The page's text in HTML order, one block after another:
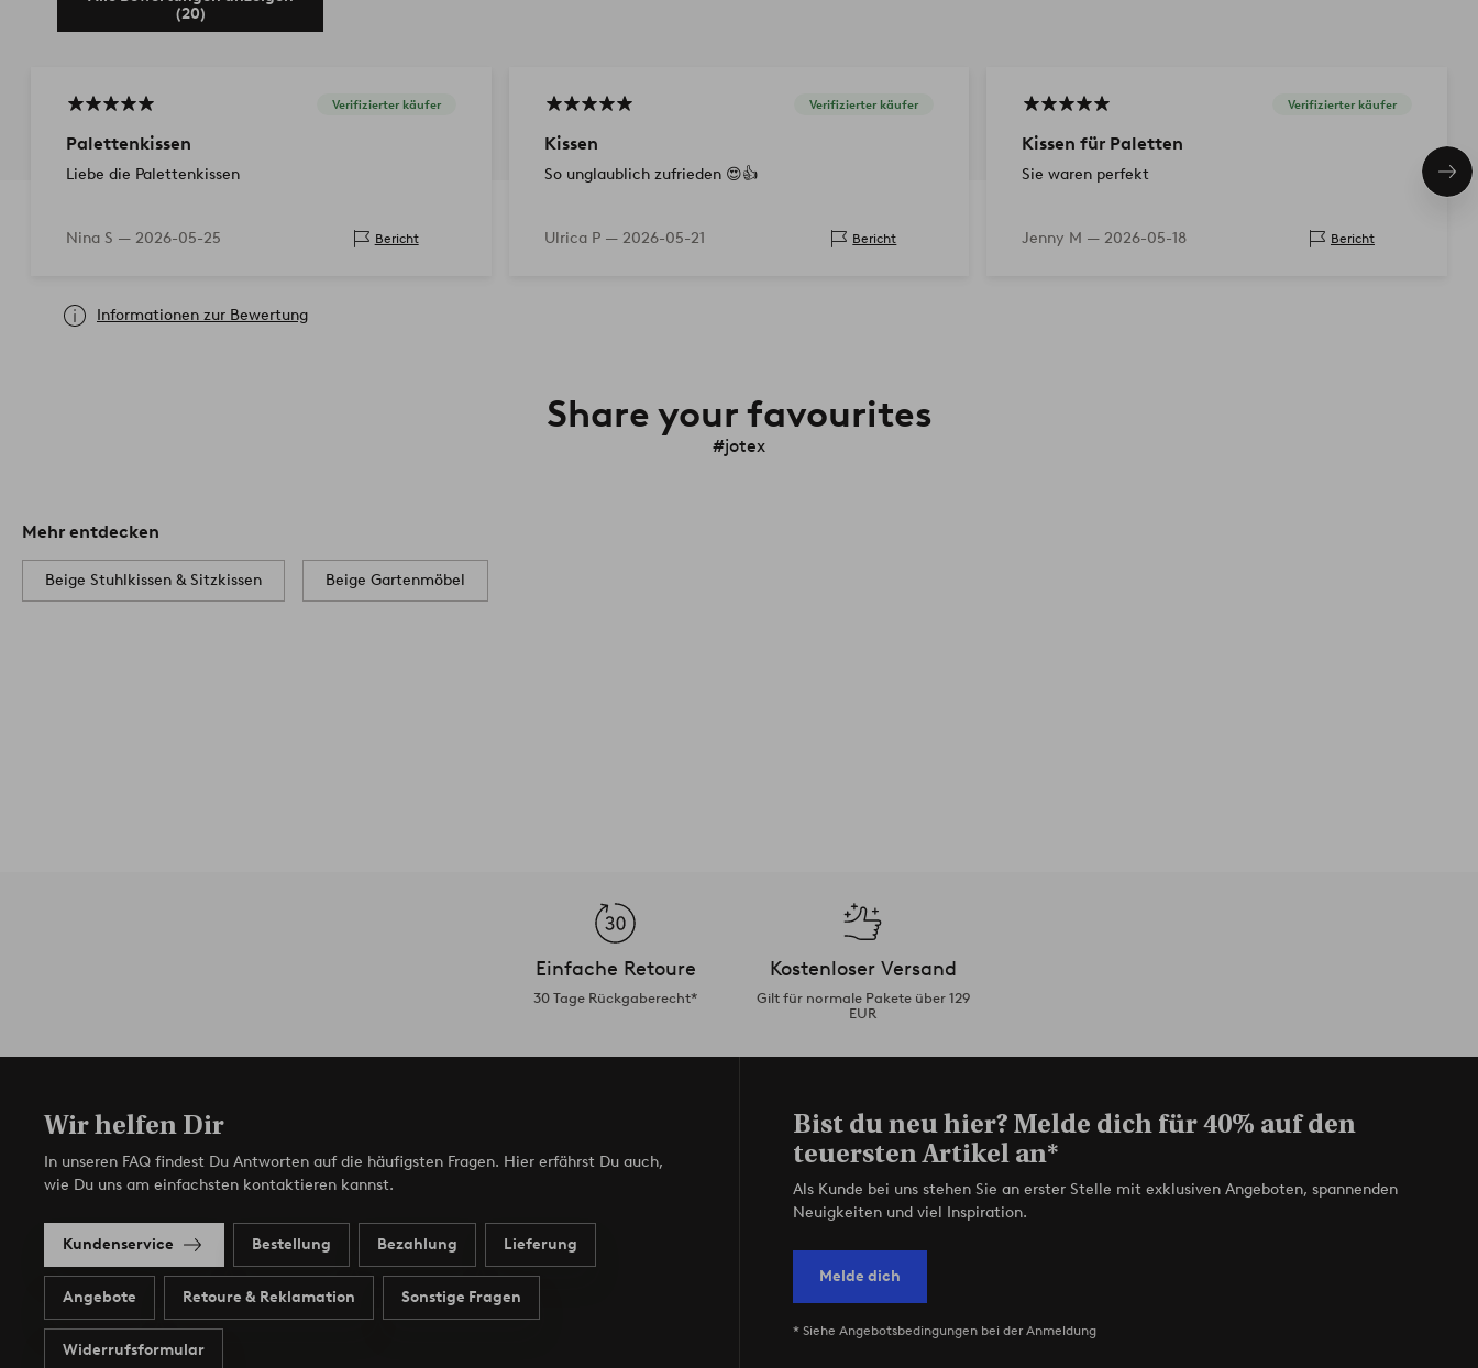
(20)
Verifizierter käufer
Palettenkissen
Liebe die Palettenkissen
Nina S — 2026-05-25 Bericht
Verifizierter käufer
Kissen
So unglaublich zufrieden 😍👍
Ulrica P — 2026-05-21 Bericht
Verifizierter käufer
Kissen für Paletten
Sie waren perfekt
Jenny M — 2026-05-18 Bericht
Informationen zur Bewertung
Share your favourites
#jotex
Mehr entdecken
Beige Stuhlkissen & Sitzkissen Beige Gartenmöbel
Einfache Retoure
30 Tage Rückgaberecht*
Kostenloser Versand
Gilt für normale Pakete über 129
EUR
Wir helfen Dir
In unseren FAQ findest Du Antworten auf die häufigsten Fragen. Hier erfährst Du auch,
wie Du uns am einfachsten kontaktieren kannst.
Kundenservice Bestellung Bezahlung Lieferung
Angebote Retoure & Reklamation Sonstige Fragen
Widerrufsformular
Bist du neu hier? Melde dich für 40% auf den
teuersten Artikel an*
Als Kunde bei uns stehen Sie an erster Stelle mit exklusiven Angeboten, spannenden
Neuigkeiten und viel Inspiration.
Melde dich
* Siehe Angebotsbedingungen bei der Anmeldung